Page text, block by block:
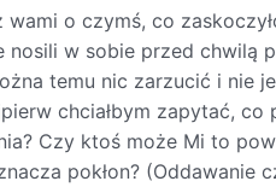
wami o czymś, co
nosili w sobie przed chwilą
temu nic zarzucić i nie
chciałbym zapytać,
Czy ktoś może Mi to
pokłon?